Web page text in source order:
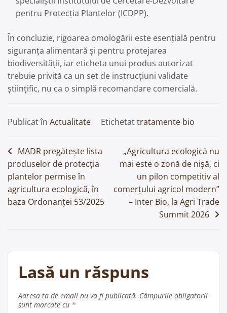
pentru Protecția Plantelor (ICDPP).
În concluzie, rigoarea omologării este esențială pentru
siguranța alimentară și pentru protejarea
biodiversității, iar eticheta unui produs autorizat
trebuie privită ca un set de instrucțiuni validate
științific, nu ca o simplă recomandare comercială.
Publicat în Actualitate Etichetattratamente bio
Navigare
în
articole
MADR pregătește lista
produselor de protecția
plantelor permise în
agricultura ecologică, în
baza Ordonanței 53/2025
„Agricultura ecologică nu
mai este o zonă de nișă, ci
un pilon competitiv al
comerțului agricol modern”
– Inter Bio, la Agri Trade
Summit 2026
Lasă un răspuns
Adresa ta de email nu va fi publicată. Câmpurile obligatorii
sunt marcate cu *